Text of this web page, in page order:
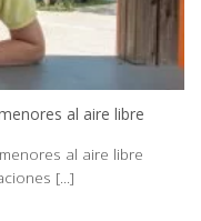
al aire libre
al aire libre
[...]